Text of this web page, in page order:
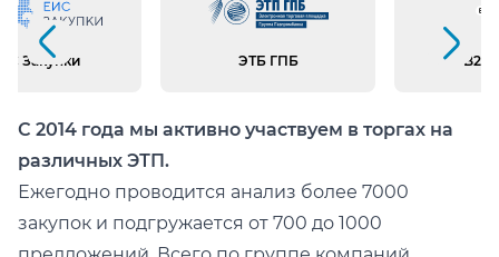
Закупки ЭТБ ГПБ B2B
Предыдущий слайд
Следующий слайд
С 2014 года мы активно участвуем в торгах на
различных ЭТП.
Ежегодно проводится анализ более 7000
закупок и подгружается от 700 до 1000